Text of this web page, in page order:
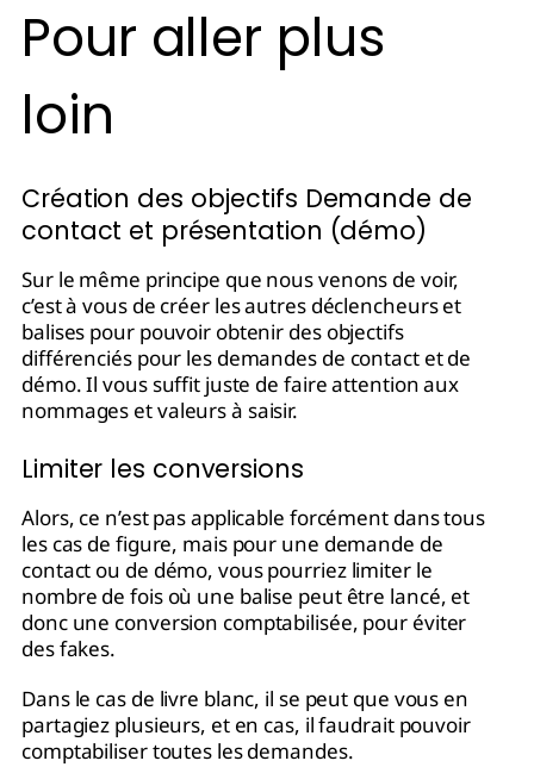
Pour aller plus
loin
Création des objectifs Demande de
contact et présentation (démo)
Sur le même principe que nous venons de voir,
c’est à vous de créer les autres déclencheurs et
balises pour pouvoir obtenir des objectifs
différenciés pour les demandes de contact et de
démo. Il vous suffit juste de faire attention aux
nommages et valeurs à saisir.
Limiter les conversions
Alors, ce n’est pas applicable forcément dans tous
les cas de figure, mais pour une demande de
contact ou de démo, vous pourriez limiter le
nombre de fois où une balise peut être lancé, et
donc une conversion comptabilisée, pour éviter
des fakes.
Dans le cas de livre blanc, il se peut que vous en
partagiez plusieurs, et en cas, il faudrait pouvoir
comptabiliser toutes les demandes.